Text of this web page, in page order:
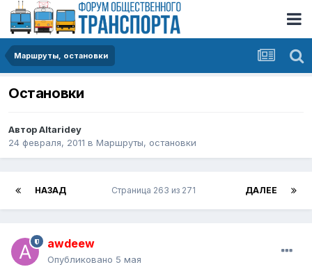
Маршруты, остановки
Остановки
АвторAltaridey
24 февраля, 2011 в Маршруты, остановки
НАЗАД ДАЛЕЕ
Страница 263 из 271
awdeew
Опубликовано 5 мая